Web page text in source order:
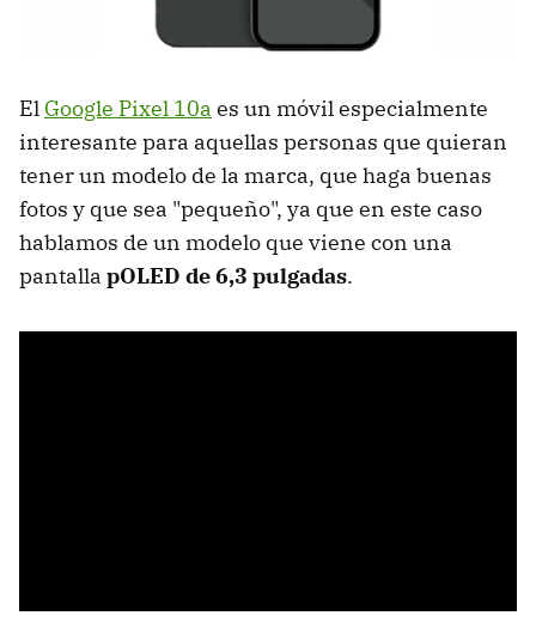
El Google Pixel 10a es un móvil especialmente
interesante para aquellas personas que quieran
tener un modelo de la marca, que haga buenas
fotos y que sea "pequeño", ya que en este caso
hablamos de un modelo que viene con una
pantalla pOLED de 6,3 pulgadas.